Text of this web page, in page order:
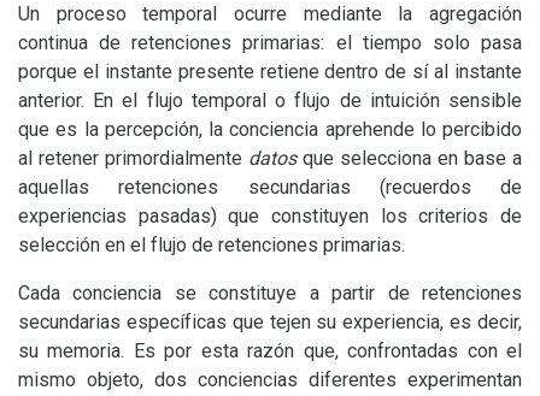
Un proceso temporal ocurre mediante la agregación
continua de retenciones primarias: el tiempo solo pasa
porque el instante presente retiene dentro de sí al instante
anterior. En el flujo temporal o flujo de intuición sensible
que es la percepción, la conciencia aprehende lo percibido
al retener primordialmente datosque selecciona en base a
aquellas retenciones secundarias (recuerdos de
experiencias pasadas) que constituyen los criterios de
selección en el flujo de retenciones primarias.
Cada conciencia se constituye a partir de retenciones
secundarias específicas que tejen su experiencia, es decir,
su memoria. Es por esta razón que, confrontadas con el
mismo objeto, dos conciencias diferentes experimentan